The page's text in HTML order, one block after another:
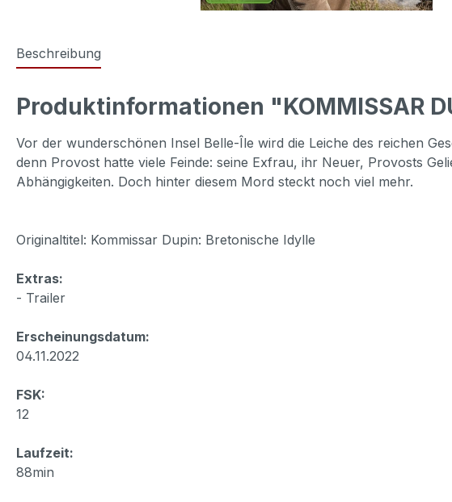
Beschreibung
Produktinformationen "KOMMISSAR
Vor der wunderschönen Insel Belle-Île wird die Leiche des reichen
denn Provost hatte viele Feinde: seine Exfrau, ihr Neuer, Provosts
Abhängigkeiten. Doch hinter diesem Mord steckt noch viel mehr.
Originaltitel: Kommissar Dupin: Bretonische Idylle
Extras:
- Trailer
Erscheinungsdatum:
04.11.2022
FSK:
12
Laufzeit:
88min